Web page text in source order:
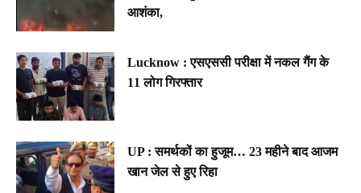
आशंका,
Lucknow : एसएससी परीक्षा में नकल गैंग के
11 लोग गिरफ्तार
UP : समर्थकों का हुजूम… 23 महीने बाद आजम
खान जेल से हुए रिहा